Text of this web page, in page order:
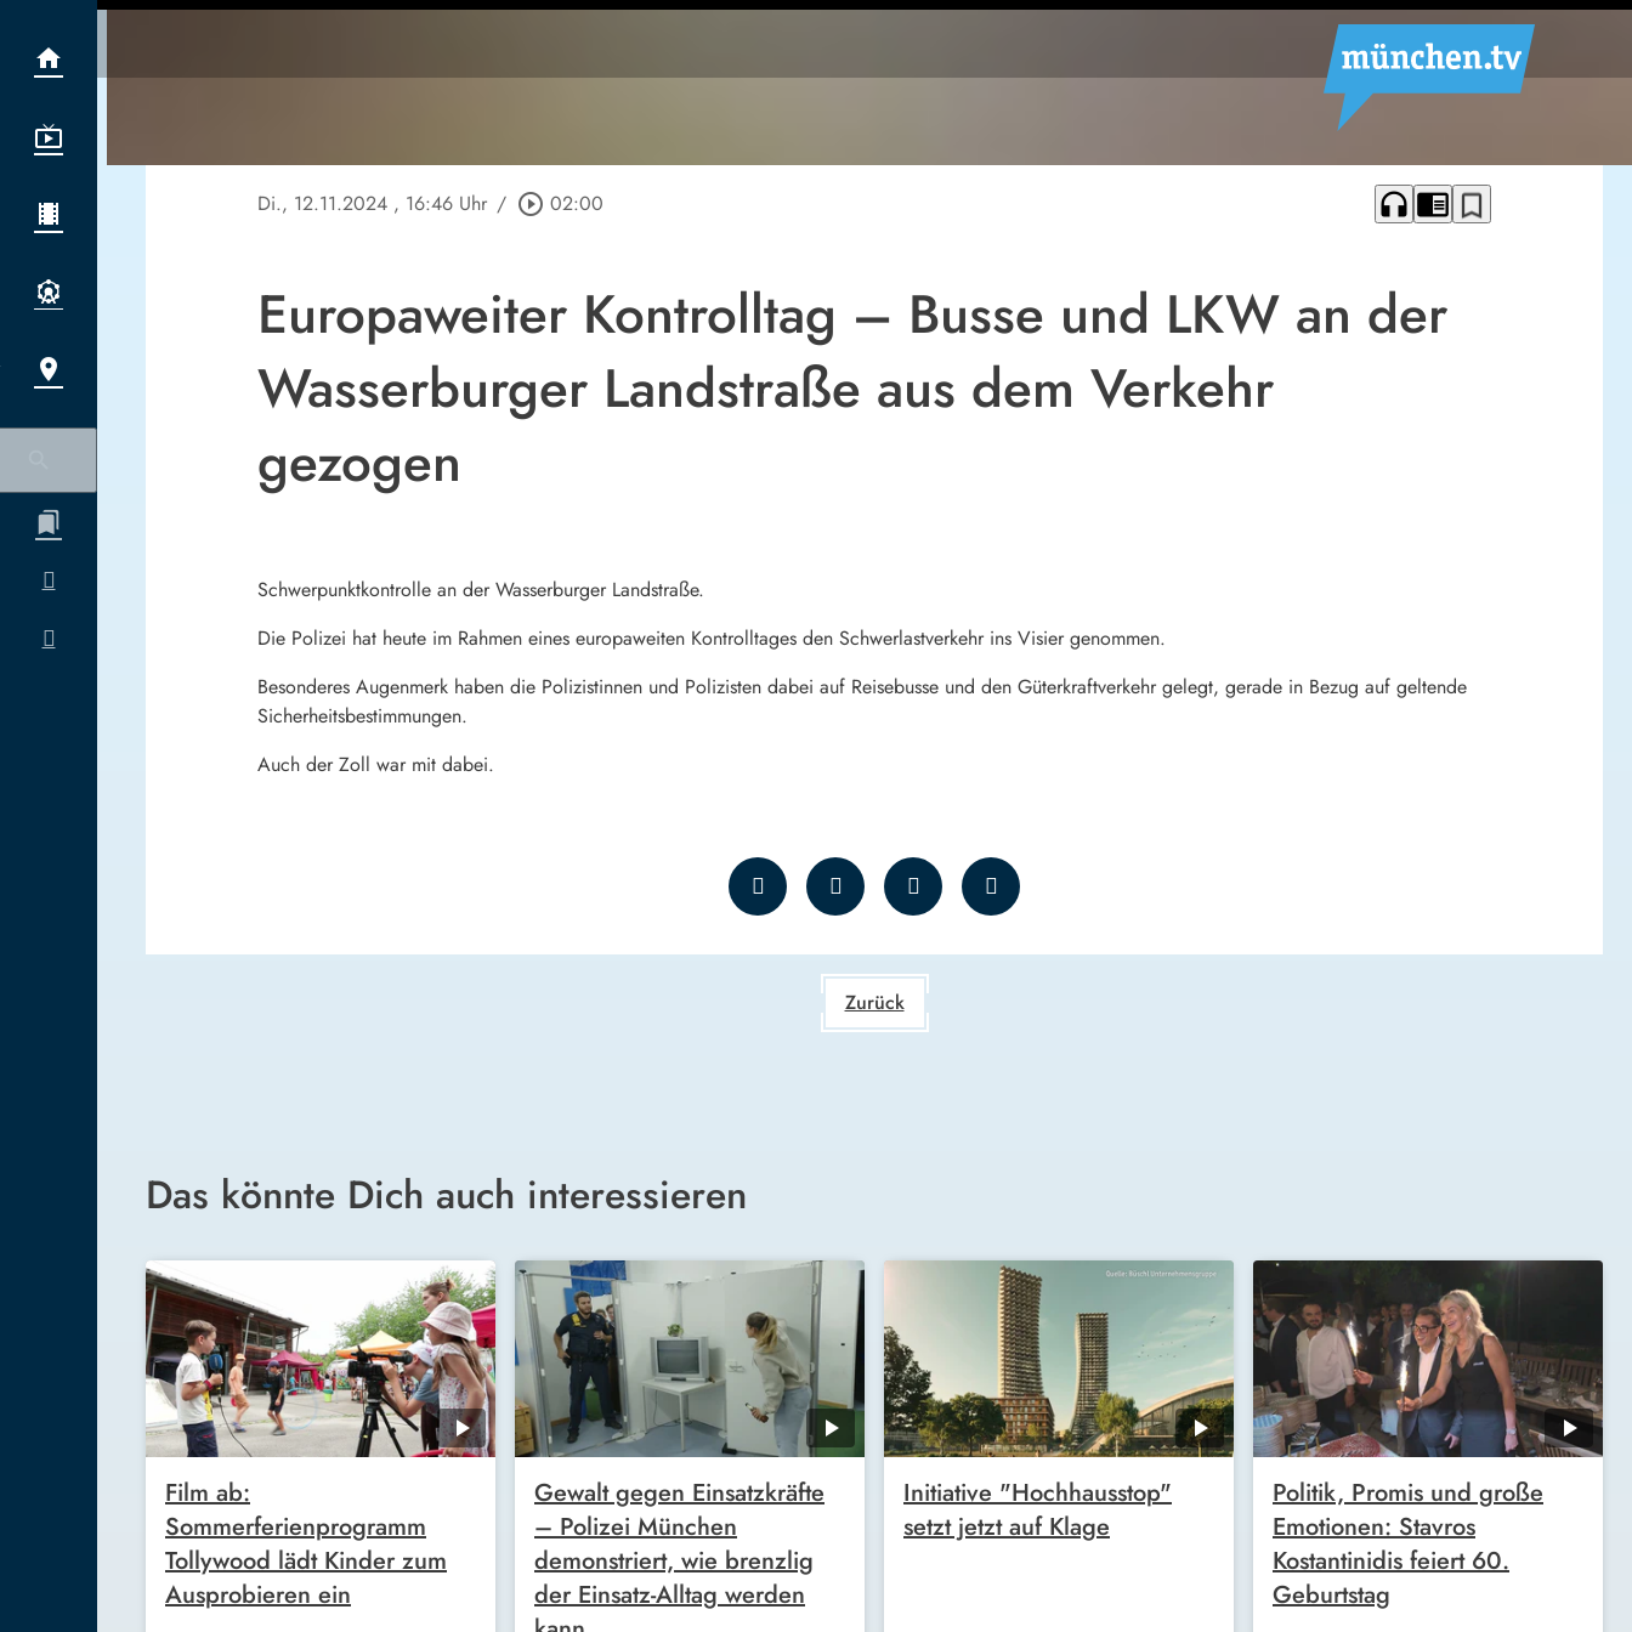
Di., 12.11.2024 , 16:46 Uhr / play_circle_outline 02:00 headphones chrome_reader_mode bookmark_border
Europaweiter Kontrolltag – Busse und LKW an der
Wasserburger Landstraße aus dem Verkehr
gezogen
Schwerpunktkontrolle an der Wasserburger Landstraße.
Die Polizei hat heute im Rahmen eines europaweiten Kontrolltages den Schwerlastverkehr ins Visier genommen.
Besonderes Augenmerk haben die Polizistinnen und Polizisten dabei auf Reisebusse und den Güterkraftverkehr gelegt, gerade in Bezug auf geltende
Sicherheitsbestimmungen.
Auch der Zoll war mit dabei.
Zurück
Das könnte Dich auch interessieren
Film ab:
Sommerferienprogramm
Tollywood lädt Kinder zum
Ausprobieren ein
Gewalt gegen Einsatzkräfte
– Polizei München
demonstriert, wie brenzlig
der Einsatz-Alltag werden
Initiative "Hochhausstop"
setzt jetzt auf Klage
Politik, Promis und große
Emotionen: Stavros
Kostantinidis feiert 60.
Geburtstag